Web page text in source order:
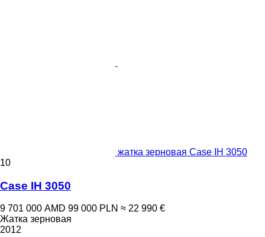
жатка зерновая Case IH 3050
10
Case IH 3050
9 701 000 AMD 99 000 PLN ≈ 22 990 €
Жатка зерновая
2012